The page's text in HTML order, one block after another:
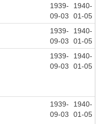
1939-
09-03
1940-
01-05
1939-
09-03
1940-
01-05
1939-
09-03
1940-
01-05
1939-
09-03
1940-
01-05